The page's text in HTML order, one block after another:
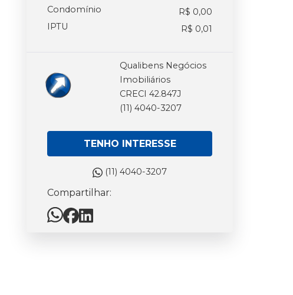
Condomínio
R$ 0,00
IPTU
R$ 0,01
Qualibens Negócios
Imobiliários
CRECI 42.847J
(11) 4040-3207
TENHO INTERESSE
(11) 4040-3207
Compartilhar: